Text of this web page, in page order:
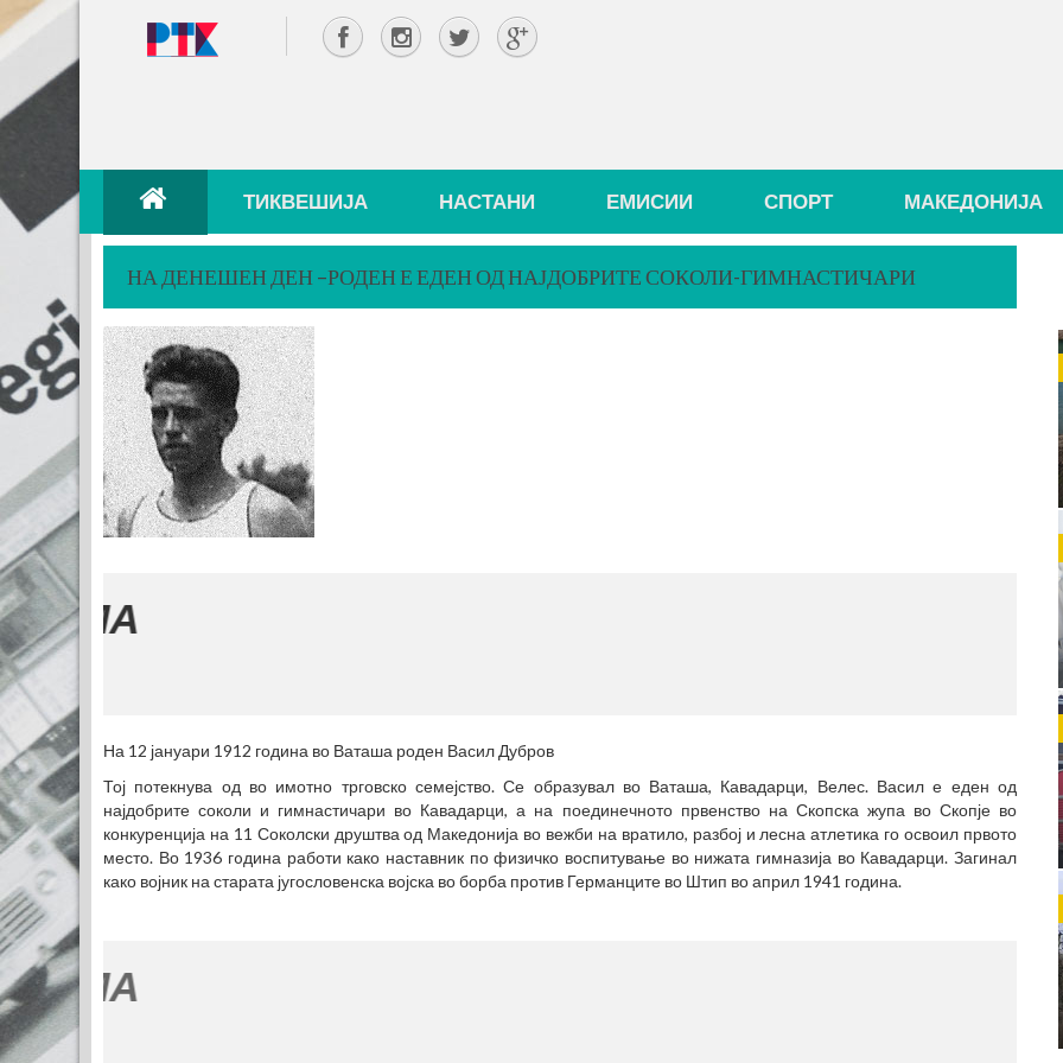
ТИКВЕШИЈА НАСТАНИ ЕМИСИИ СПОРТ МАКЕДОНИЈА
НА ДЕНЕШЕН ДЕН –РОДЕН Е ЕДЕН ОД НАЈДОБРИТЕ СОКОЛИ-ГИМНАСТИЧАРИ
На 12 јануари 1912 година во Ваташа роден Васил Дубров
Тој потекнува од во имотно трговско семејство. Се образувал во Ваташа, Кавадарци, Велес. Васил е еден од
најдобрите соколи и гимнастичари во Кавадарци, а на поединечното првенство на Скопска жупа во Скопје во
конкуренција на 11 Соколски друштва од Македонија во вежби на вратило, разбој и лесна атлетика го освоил првото
место. Во 1936 гoдина работи како наставник по физичко воспитување во нижата гимназија во Кавадарци. Загинал
како војник на старата југословенска војска во борба против Германците во Штип во април 1941 година.